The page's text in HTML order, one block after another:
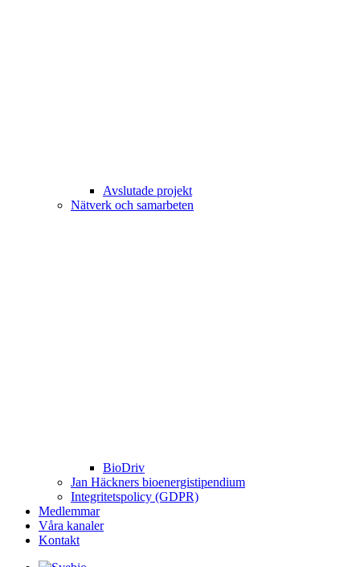
Avslutade projekt
Nätverk och samarbeten
BioDriv
Jan Häckners bioenergistipendium
Integritetspolicy (GDPR)
Medlemmar
Våra kanaler
Kontakt